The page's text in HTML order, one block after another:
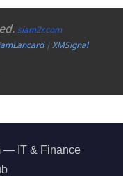
siam2r.com
|XMSignal
— IT & Finance